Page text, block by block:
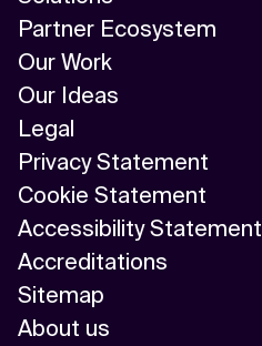
Partner Ecosystem
Our Work
Our Ideas
Legal
Privacy Statement
Cookie Statement
Accessibility Statement
Accreditations
Sitemap
About us